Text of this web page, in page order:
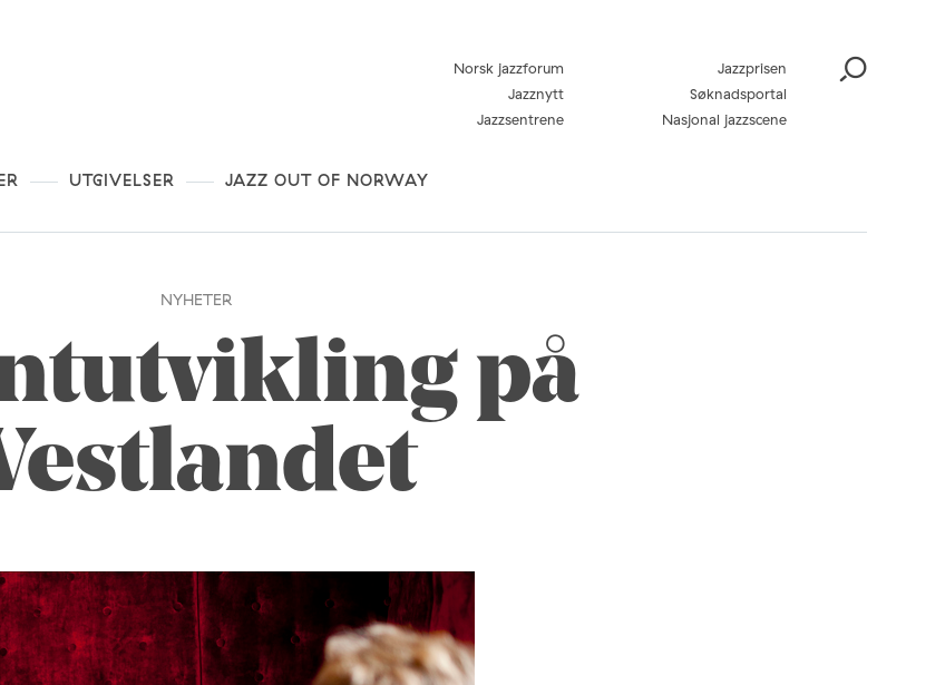
UTGIVELSER JAZZ OUT OF NORWAY
Norsk jazzforum
Jazzprisen
Jazznytt
Søknadsportal
Jazzsentrene
Nasjonal jazzscene
NYHETER
på